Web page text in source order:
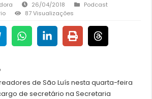
26/04/2018
Podcast
87 Visualizações
de São Luís nesta quarta-feira
de secretário na Secretaria